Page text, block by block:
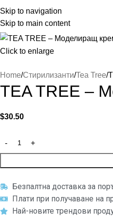
Skip to navigation
Skip to main content
Click to enlarge
Home Стирилизанти Tea Tree
TEA TREE –
$30.50
Безпалтна доставка за
Плати при получаване на
Най-новите трендови